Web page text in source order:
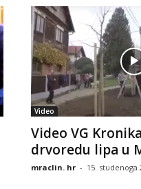
Video
Video VG
drvoredu lipa u
mraclin. hr - 15. studenoga